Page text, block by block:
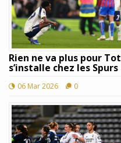
Rien ne va plus pour
s’installe chez les Spurs
06 Mar 2026 0